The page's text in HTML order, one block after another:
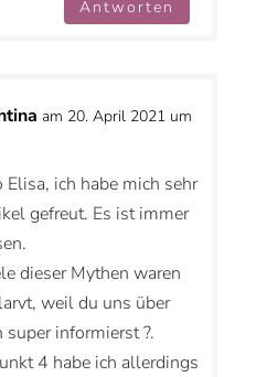
Antworten
am 20. April 2021 um
Elisa, ich habe mich sehr
gefreut. Es ist immer
dieser Mythen waren
weil du uns über
informierst ?.
4 habe ich allerdings